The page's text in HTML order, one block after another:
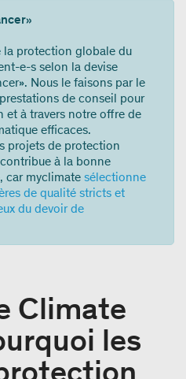
la protection globale du
e-s selon la devise
Nous le faisons par le
de conseil pour
et à travers notre offre de
efficaces.
projets de protection
à la bonne
car myclimate sélectionne
de qualité stricts et
du devoir de
Climate
les